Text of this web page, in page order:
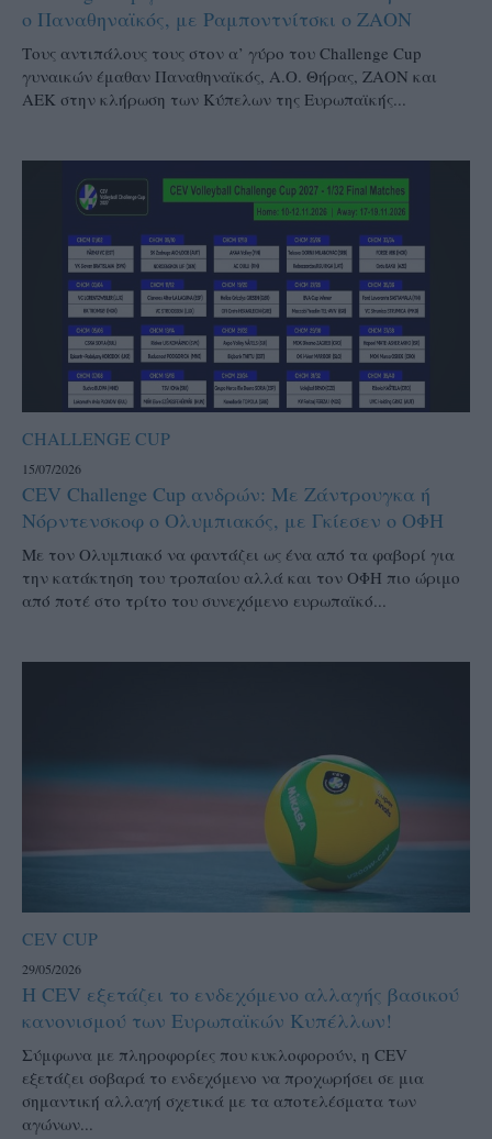
ο Παναθηναϊκός, με Ραμποντνίτσκι ο ΖΑΟΝ
Τους αντιπάλους τους στον α’ γύρο του Challenge Cup
γυναικών έμαθαν Παναθηναϊκός, Α.Ο. Θήρας, ΖΑΟΝ και
ΑΕΚ στην κλήρωση των Κύπελων της Ευρωπαϊκής...
CHALLENGE CUP
15/07/2026
CEV Challenge Cup ανδρών: Με Ζάντρουγκα ή
Νόρντενσκοφ ο Ολυμπιακός, με Γκίεσεν ο ΟΦΗ
Με τον Ολυμπιακό να φαντάζει ως ένα από τα φαβορί για
την κατάκτηση του τροπαίου αλλά και τον ΟΦΗ πιο ώριμο
από ποτέ στο τρίτο του συνεχόμενο ευρωπαϊκό...
CEV CUP
29/05/2026
Η CEV εξετάζει το ενδεχόμενο αλλαγής βασικού
κανονισμού των Ευρωπαϊκών Κυπέλλων!
Σύμφωνα με πληροφορίες που κυκλοφορούν, η CEV
εξετάζει σοβαρά το ενδεχόμενο να προχωρήσει σε μια
σημαντική αλλαγή σχετικά με τα αποτελέσματα των
αγώνων...